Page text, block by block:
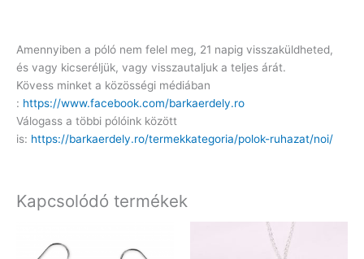
Amennyiben a póló nem felel meg, 21 napig visszaküldheted,
és vagy kicseréljük, vagy visszautaljuk a teljes árát.
Kövess minket a közösségi médiában
: https://www.facebook.com/barkaerdely.ro
Válogass a többi pólóink között
is: https://barkaerdely.ro/termekkategoria/polok-ruhazat/noi/
Kapcsolódó termékek